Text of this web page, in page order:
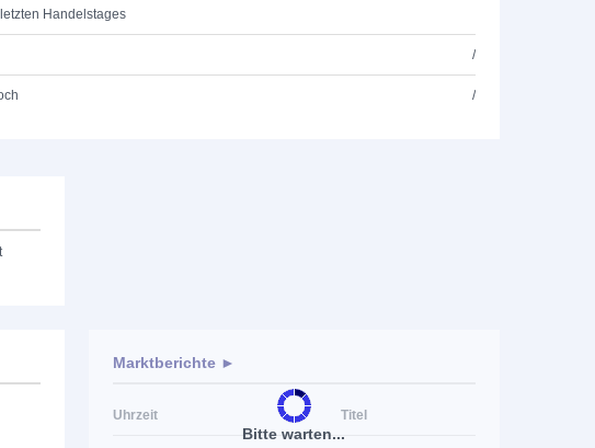
Handelstages
/
/
Bitte warten...
Marktberichte ►
Uhrzeit Titel